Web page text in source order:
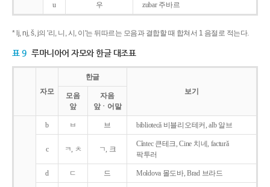
u 우 zubar 주바르
* lj, nj, š, j의 '리, 니, 시, 이'는 뒤따르는 모음과 결합할 때 합쳐서 1 음절로 적는다.
표 9 루마니아어 자모와 한글 대조표
자모
한글
보기
모음
앞
자음
앞ㆍ어말
b ㅂ 브 bibliotecǎ 비블리오테커, alb 알브
c ㅋ, ㅊ ㄱ, 크
Cîntec 큰테크, Cine 치네, facturǎ
팍투러
d ㄷ 드 Moldova 몰도바, Brad 브라드